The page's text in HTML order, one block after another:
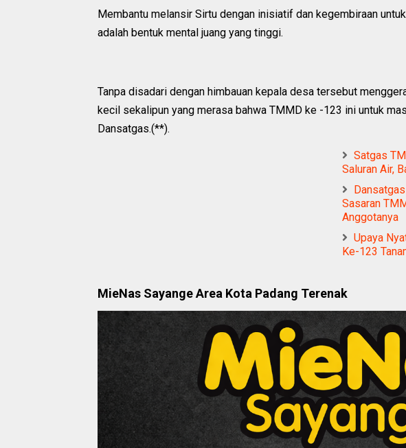
Membantu melansir Sirtu dengan inisiatif dan kegembiraan
adalah bentuk mental juang yang tinggi.
Tanpa disadari dengan himbauan kepala desa tersebut
kecil sekalipun yang merasa bahwa TMMD ke -123 ini untuk
Dansatgas.(**).
Satgas
Saluran Air,
Sasaran
Anggotanya
Upaya
Ke-123
MieNas Sayange Area Kota Padang Terenak